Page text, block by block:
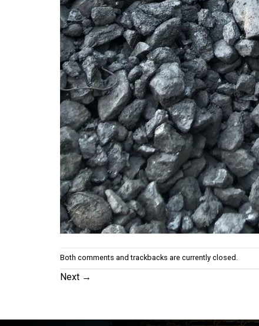
Both comments and trackbacks are currently closed.
Next →